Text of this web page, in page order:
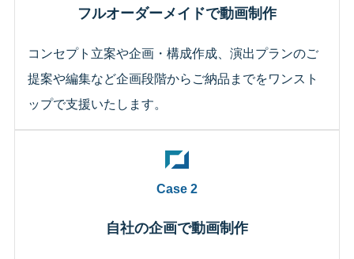
フルオーダーメイドで動画制作
コンセプト立案や企画・構成作成、演出プランのご
提案や編集など企画段階からご納品までをワンスト
ップで支援いたします。
Case 2
自社の企画で動画制作